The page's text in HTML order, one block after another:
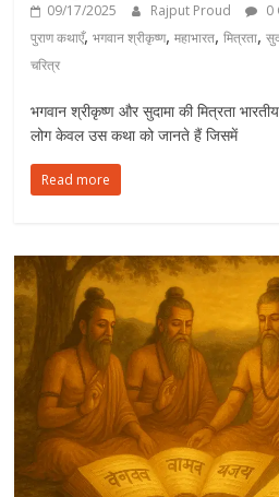
09/17/2025 Rajput Proud 0
पुराण कथाएँ,भगवान श्रीकृष्ण,महाभारत,मित्रता,
चरित्र
भगवान श्रीकृष्ण और सुदामा की मित्रता
लोग केवल उस कथा को जानते हैं जिसमें
Read more